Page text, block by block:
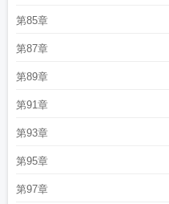
第85章
第87章
第89章
第91章
第93章
第95章
第97章